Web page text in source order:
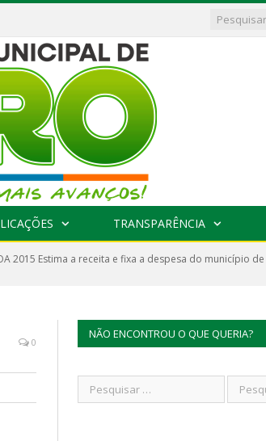
TRANSPARÊNCIA
2015 Estima a receita e fixa a despesa do município
0
NÃO ENCONTROU O QUE QUERIA?